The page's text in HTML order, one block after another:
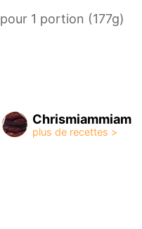
1 portion (177g)
Chrismiammiam